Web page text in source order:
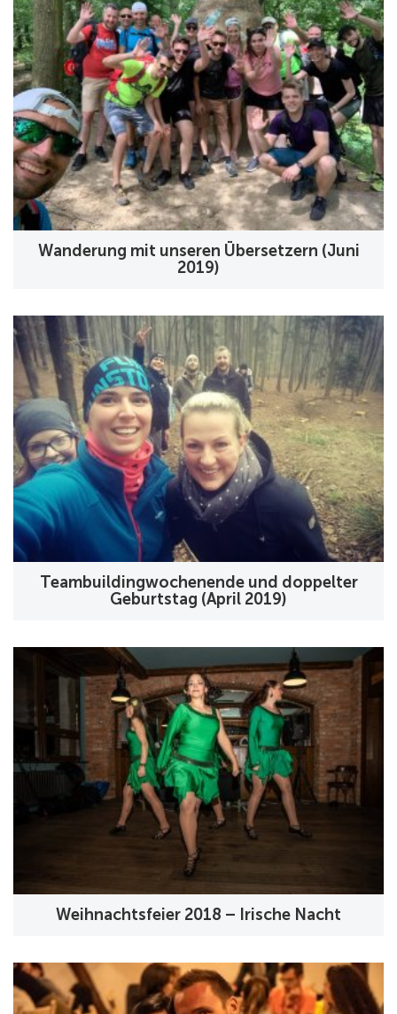
Wanderung mit unseren Übersetzern (Juni
2019)
Teambuildingwochenende und doppelter
Geburtstag (April 2019)
Weihnachtsfeier 2018 – Irische Nacht